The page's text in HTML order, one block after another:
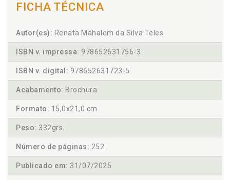
FICHA TÉCNICA
Autor(es): Renata Mahalem da Silva Teles
ISBN v. impressa: 978652631756-3
ISBN v. digital: 978652631723-5
Acabamento: Brochura
Formato: 15,0x21,0 cm
Peso: 332grs.
Número de páginas: 252
Publicado em: 31/07/2025